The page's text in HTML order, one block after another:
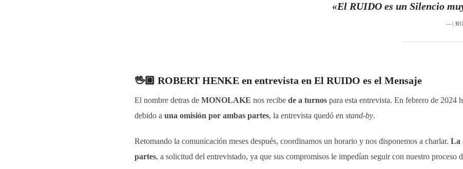
«El RUIDO es un Silencio
—|
🖖🏽 ROBERT HENKE en entrevista en El RUIDO es el Mensaje
El nombre detras de MONOLAKE nos recibe de a turnos para esta entrevista. En febrero de 2024
debido a una omisión por ambas partes, la entrevista quedó en stand-by.
Retomando la comunicación meses después, coordinamos un horario y nos disponemos a charlar. La
partes, a solicitud del entrevistado, ya que sus compromisos le impedían seguir con nuestro proceso